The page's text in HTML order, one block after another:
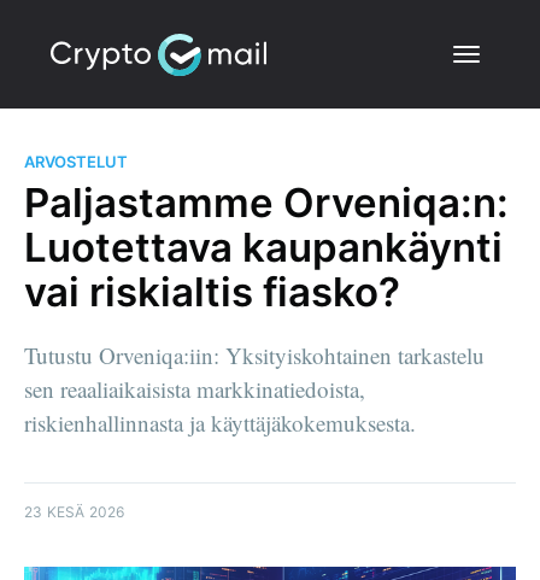
ARVOSTELUT
Paljastamme Orveniqa:n:
Luotettava kaupankäynti
vai riskialtis fiasko?
Tutustu Orveniqa:iin: Yksityiskohtainen tarkastelu
sen reaaliaikaisista markkinatiedoista,
riskienhallinnasta ja käyttäjäkokemuksesta.
23 KESÄ 2026